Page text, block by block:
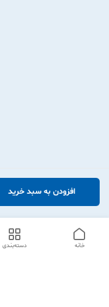
افزودن به سبد خرید
دسته‌بندی خانه